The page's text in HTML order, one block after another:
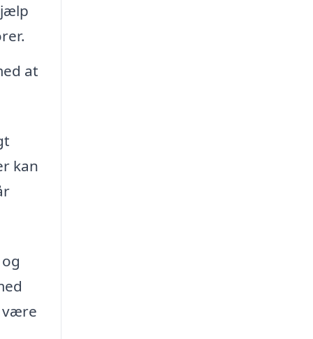
at
kan
være